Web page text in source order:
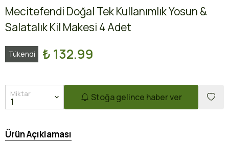
Mecitefendi Doğal Tek Kullanımlık Yosun &
Salatalık Kil Makesi 4 Adet
Tükendi ₺ 132.99
Miktar Stoğa gelince haber ver
Ürün Açıklaması